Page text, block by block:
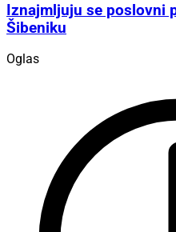
Iznajmljuju se poslovni
Šibeniku
Oglas